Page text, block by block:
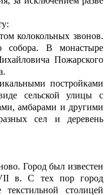
колокольных звонов.
собора. В монастыре
Пожарского
постройками
сельской улицы с
амбарами и другими
сел и деревень
Город был известен
в. С тех пор город
столицей